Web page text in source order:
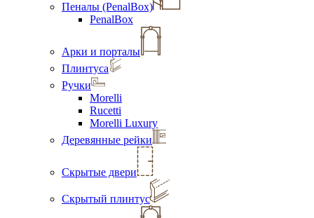
Пеналы (PenalBox)
PenalBox
Арки и порталы
Плинтуса
Ручки
Morelli
Rucetti
Morelli Luxury
Деревянные рейки
Скрытые двери
Скрытый плинтус